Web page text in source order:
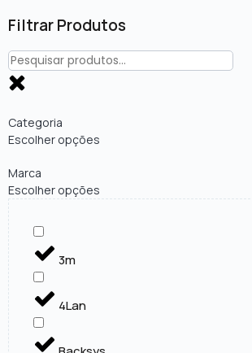
Filtrar Produtos
Categoria
Escolher opções
Marca
Escolher opções
3m
4Lan